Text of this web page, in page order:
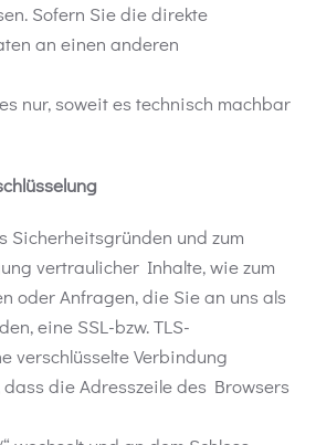
Sofern Sie die direkte
an einen anderen
nur, soweit es technisch machbar
Sicherheitsgründen und zum
vertraulicher Inhalte, wie zum
oder Anfragen, die Sie an uns als
eine SSL-bzw. TLS-
verschlüsselte Verbindung
die Adresszeile des Browsers